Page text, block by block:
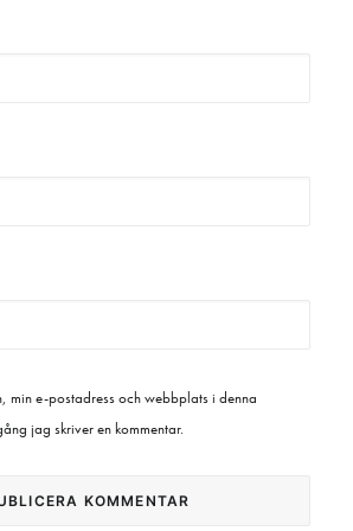
min e-postadress och webbplats i denna
jag skriver en kommentar.